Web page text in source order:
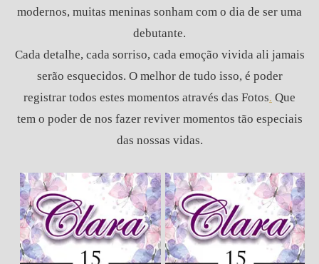
modernos, muitas meninas sonham com o dia de ser uma
debutante.
Cada detalhe, cada sorriso, cada emoção vivida ali jamais
serão esquecidos. O melhor de tudo isso, é poder
registrar todos estes momentos através das Fotos. Que
tem o poder de nos fazer reviver momentos tão especiais
das nossas vidas.